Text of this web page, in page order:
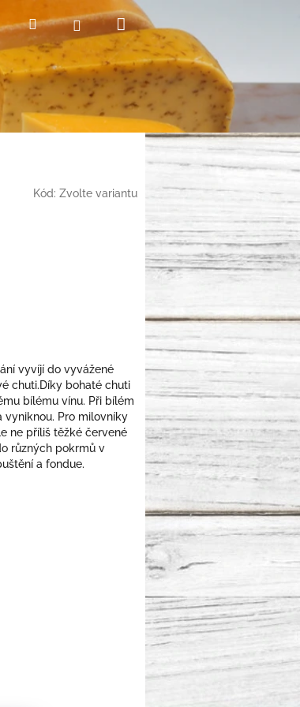
HledatPřihlášeníNákupní
košík
Kód: Zvolte variantu
vyvíjí do vyvážené
chuti.Díky bohaté chuti
bílému vínu. Při bílém
vyniknou. Pro milovníky
ne příliš těžké červené
různých pokrmů v
a fondue.